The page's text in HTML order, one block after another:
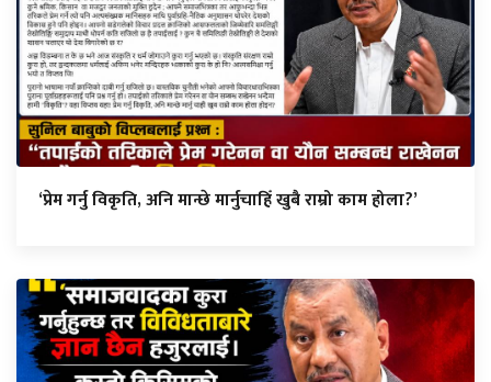
‘प्रेम गर्नु विकृति, अनि मान्छे मार्नुचाहिँ खुबै राम्रो काम होला?’